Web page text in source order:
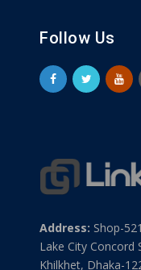
Follow Us
Address: Shop-
Lake City Concord
Khilkhet, Dhaka-